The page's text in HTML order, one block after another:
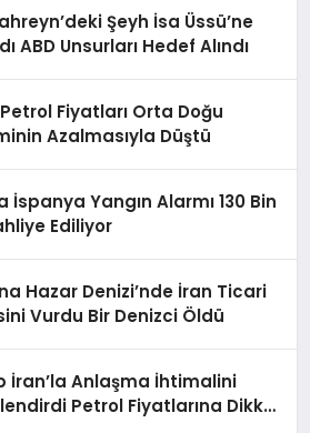
Şeyh İsa Üssü’ne
ABD Unsurları Hedef Alındı
Fiyatları Orta Doğu
Azalmasıyla Düştü
İspanya Yangın Alarmı 130 Bin
Ediliyor
Hazar Denizi’nde İran Ticari
Vurdu Bir Denizci Öldü
İran’la Anlaşma İhtimalini
Petrol Fiyatlarına Dikkat